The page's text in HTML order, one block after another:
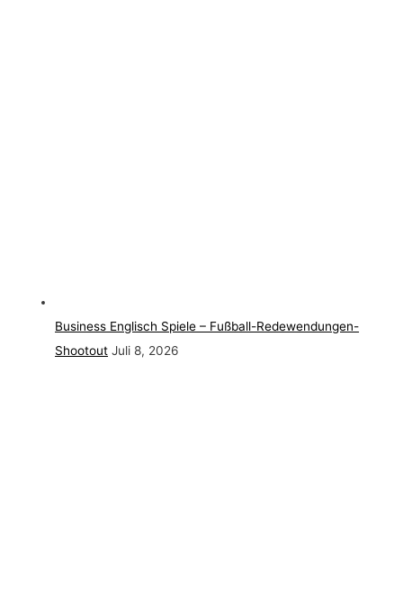
Business Englisch Spiele – Fußball-Redewendungen-
Shootout Juli 8, 2026